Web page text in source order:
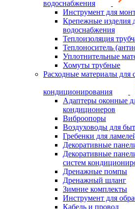
водоснабжения
Инструмент для
Крепежные изделия
водоснабжения
Теплоизоляция
Теплоноситель
Уплотнительные
Хомуты трубные
Расходные материалы для
кондиционирования
Адаптеры оконные
кондиционеров
Виброопоры
Воздуховоды для
Гребенки для
Декоративные
Декоративные
систем
Дренажные помпы
Дренажный шланг
Зимние комплекты
Инструмент для
Кабель и провод